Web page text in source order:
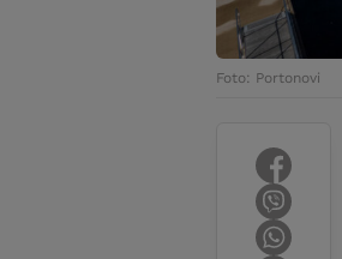
Foto: Portonovi